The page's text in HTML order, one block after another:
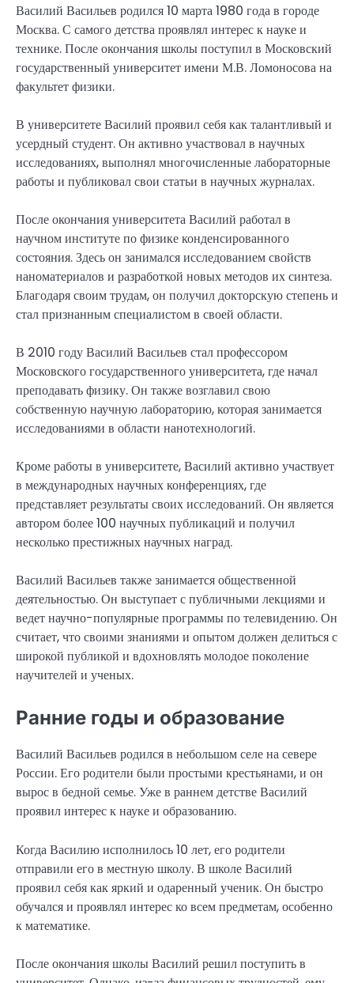
Василий Васильев родился 10 марта 1980 года в городе
Москва. С самого детства проявлял интерес к науке и
технике. После окончания школы поступил в Московский
государственный университет имени М.В. Ломоносова на
факультет физики.
В университете Василий проявил себя как талантливый и
усердный студент. Он активно участвовал в научных
исследованиях, выполнял многочисленные лабораторные
работы и публиковал свои статьи в научных журналах.
После окончания университета Василий работал в
научном институте по физике конденсированного
состояния. Здесь он занимался исследованием свойств
наноматериалов и разработкой новых методов их синтеза.
Благодаря своим трудам, он получил докторскую степень и
стал признанным специалистом в своей области.
В 2010 году Василий Васильев стал профессором
Московского государственного университета, где начал
преподавать физику. Он также возглавил свою
собственную научную лабораторию, которая занимается
исследованиями в области нанотехнологий.
Кроме работы в университете, Василий активно участвует
в международных научных конференциях, где
представляет результаты своих исследований. Он является
автором более 100 научных публикаций и получил
несколько престижных научных наград.
Василий Васильев также занимается общественной
деятельностью. Он выступает с публичными лекциями и
ведет научно-популярные программы по телевидению. Он
считает, что своими знаниями и опытом должен делиться с
широкой публикой и вдохновлять молодое поколение
научителей и ученых.
Ранние годы и образование
Василий Васильев родился в небольшом селе на севере
России. Его родители были простыми крестьянами, и он
вырос в бедной семье. Уже в раннем детстве Василий
проявил интерес к науке и образованию.
Когда Василию исполнилось 10 лет, его родители
отправили его в местную школу. В школе Василий
проявил себя как яркий и одаренный ученик. Он быстро
обучался и проявлял интерес ко всем предметам, особенно
к математике.
После окончания школы Василий решил поступить в